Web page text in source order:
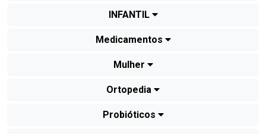
INFANTIL
Medicamentos
Mulher
Ortopedia
Probióticos